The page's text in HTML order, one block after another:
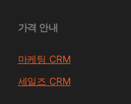
가격 안내
마케팅 CRM
세일즈 CRM